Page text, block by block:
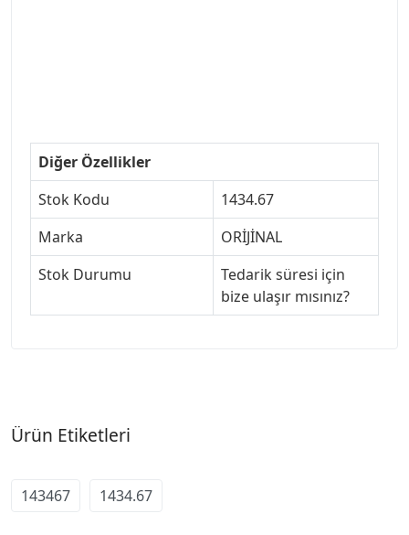
Diğer Özellikler
Stok Kodu
1434.67
Marka
ORİJİNAL
Stok Durumu
Tedarik süresi için
bize ulaşır mısınız?
Ürün Etiketleri
143467 1434.67